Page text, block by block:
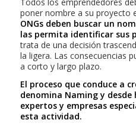
poner nombre a su proyecto
ONGs deben buscar un
las permita identificar sus
trata de una decisión
la ligera. Las consecuencias
a corto y largo plazo.
El proceso que conduce a
denomina Namingy desde
expertos y empresas
esta actividad.